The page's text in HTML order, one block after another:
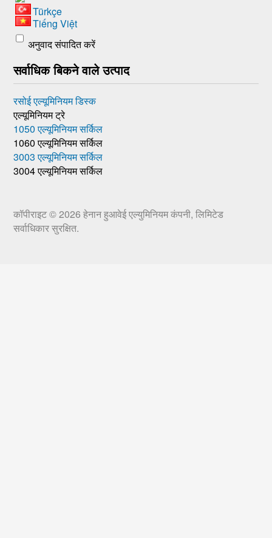
Türkçe
Tiếng Việt
अनुवाद संपादित करें
सर्वाधिक बिकने वाले उत्पाद
रसोई एल्यूमिनियम डिस्क
एल्यूमिनियम ट्रे
1050 एल्यूमिनियम सर्किल
1060 एल्यूमिनियम सर्किल
3003 एल्यूमिनियम सर्किल
3004 एल्यूमिनियम सर्किल
कॉपीराइट © 2026 हेनान हुआवेई एल्युमिनियम कंपनी, लिमिटेड
सर्वाधिकार सुरक्षित.